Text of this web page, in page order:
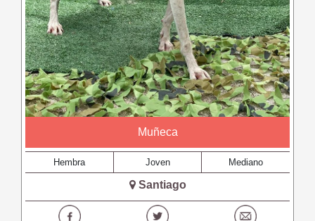
Muñeca
Hembra Joven Mediano
Santiago